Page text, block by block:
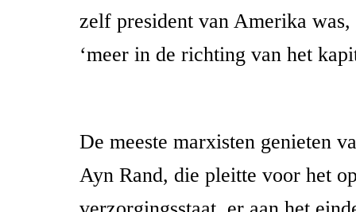
zelf president van Amerika
‘meer in de richting van het
De meeste marxisten genieten
Ayn Rand, die pleitte voor het